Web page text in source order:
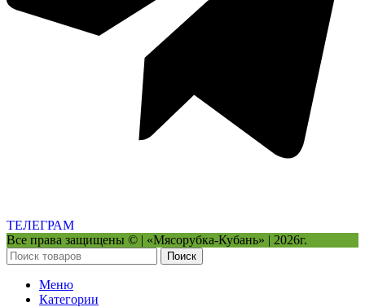
ТЕЛЕГРАМ
Все права защищены © | «Мясорубка-Кубань» | 2026г.
Поиск
Меню
Категории